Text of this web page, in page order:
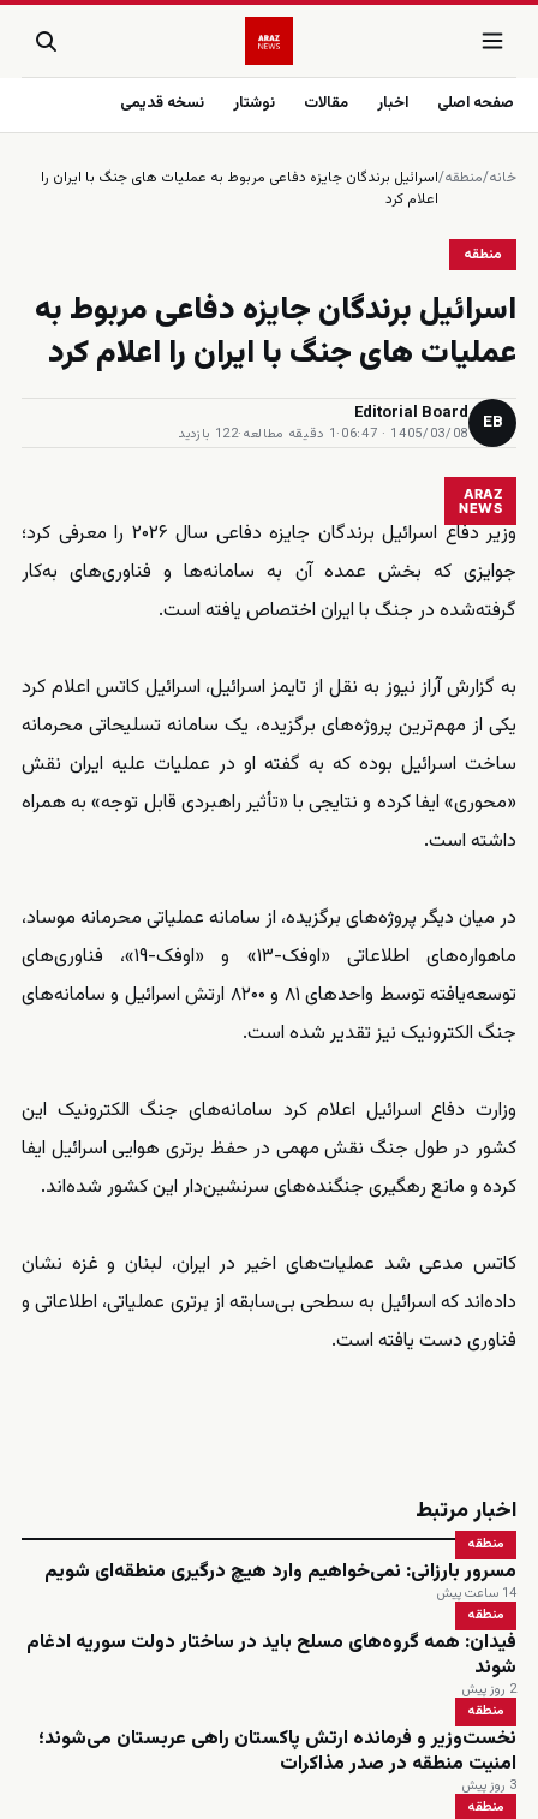
صفحه اصلی اخبار مقالات نوشتار نسخه قدیمی
خانه/منطقه/اسرائيل برندگان جايزه دفاعى مربوط به عمليات هاى جنگ با ايران را
اعلام كرد
منطقه
اسرائيل برندگان جايزه دفاعى مربوط به
عمليات هاى جنگ با ايران را اعلام كرد
EB
Editorial Board
1405/03/08 · 06:47
·1 دقیقه مطالعه ·122 بازدید
ARAZ
NEWS
وزیر دفاع اسرائیل برندگان جایزه دفاعی سال ۲۰۲۶ را معرفی کرد؛
جوایزی که بخش عمده آن به سامانه‌ها و فناوری‌های به‌کار
گرفته‌شده در جنگ با ایران اختصاص یافته است.
به گزارش آراز نیوز به نقل از تایمز اسرائیل، اسرائیل کاتس اعلام کرد
یکی از مهم‌ترین پروژه‌های برگزیده، یک سامانه تسلیحاتی محرمانه
ساخت اسرائیل بوده که به گفته او در عملیات علیه ایران نقش
«محوری» ایفا کرده و نتایجی با «تأثیر راهبردی قابل توجه» به همراه
داشته است.
در میان دیگر پروژه‌های برگزیده، از سامانه عملیاتی محرمانه موساد،
ماهواره‌های اطلاعاتی «اوفک-۱۳» و «اوفک-۱۹»، فناوری‌های
توسعه‌یافته توسط واحدهای ۸۱ و ۸۲۰۰ ارتش اسرائیل و سامانه‌های
جنگ الکترونیک نیز تقدیر شده است.
وزارت دفاع اسرائیل اعلام کرد سامانه‌های جنگ الکترونیک این
کشور در طول جنگ نقش مهمی در حفظ برتری هوایی اسرائیل ایفا
کرده و مانع رهگیری جنگنده‌های سرنشین‌دار این کشور شده‌اند.
کاتس مدعی شد عملیات‌های اخیر در ایران، لبنان و غزه نشان
داده‌اند که اسرائیل به سطحی بی‌سابقه از برتری عملیاتی، اطلاعاتی و
فناوری دست یافته است.
اخبار مرتبط
منطقه
مسرور بارزانی: نمی‌خواهیم وارد هیچ درگیری منطقه‌ای شویم
14 ساعت پیش
منطقه
فیدان: همه گروه‌های مسلح باید در ساختار دولت سوریه ادغام
شوند
2 روز پیش
منطقه
نخست‌وزیر و فرمانده ارتش پاکستان راهی عربستان می‌شوند؛
امنیت منطقه در صدر مذاکرات
3 روز پیش
منطقه